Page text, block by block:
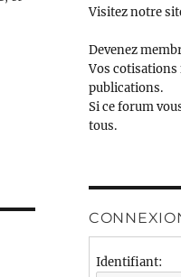
Visitez notre
Devenez
Vos cotisations
publications.
Si ce forum
tous.
Identifiant: